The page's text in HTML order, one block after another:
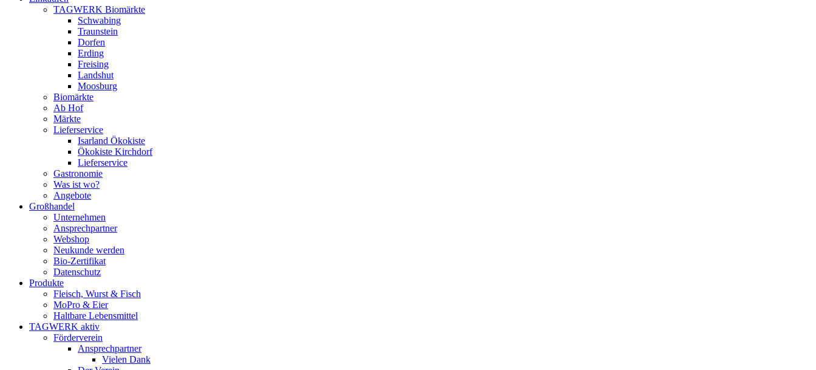
TAGWERK Biomärkte
Schwabing
Traunstein
Dorfen
Erding
Freising
Landshut
Moosburg
Biomärkte
Ab Hof
Märkte
Lieferservice
Isarland Ökokiste
Ökokiste Kirchdorf
Lieferservice
Gastronomie
Was ist wo?
Angebote
Großhandel
Unternehmen
Ansprechpartner
Webshop
Neukunde werden
Bio-Zertifikat
Datenschutz
Produkte
Fleisch, Wurst & Fisch
MoPro & Eier
Haltbare Lebensmittel
TAGWERK aktiv
Förderverein
Ansprechpartner
Vielen Dank